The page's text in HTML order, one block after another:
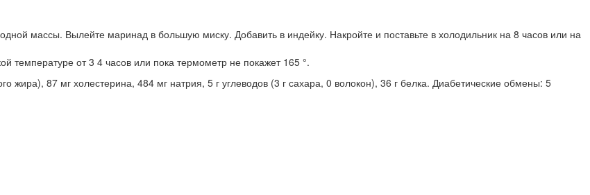
массы. Вылейте маринад в большую миску. Добавить в индейку. Накройте и поставьте в холодильник на 8 часов или на
температуре от 3 4 часов или пока термометр не покажет 165 °.
87 мг холестерина, 484 мг натрия, 5 г углеводов (3 г сахара, 0 волокон), 36 г белка. Диабетические обмены: 5